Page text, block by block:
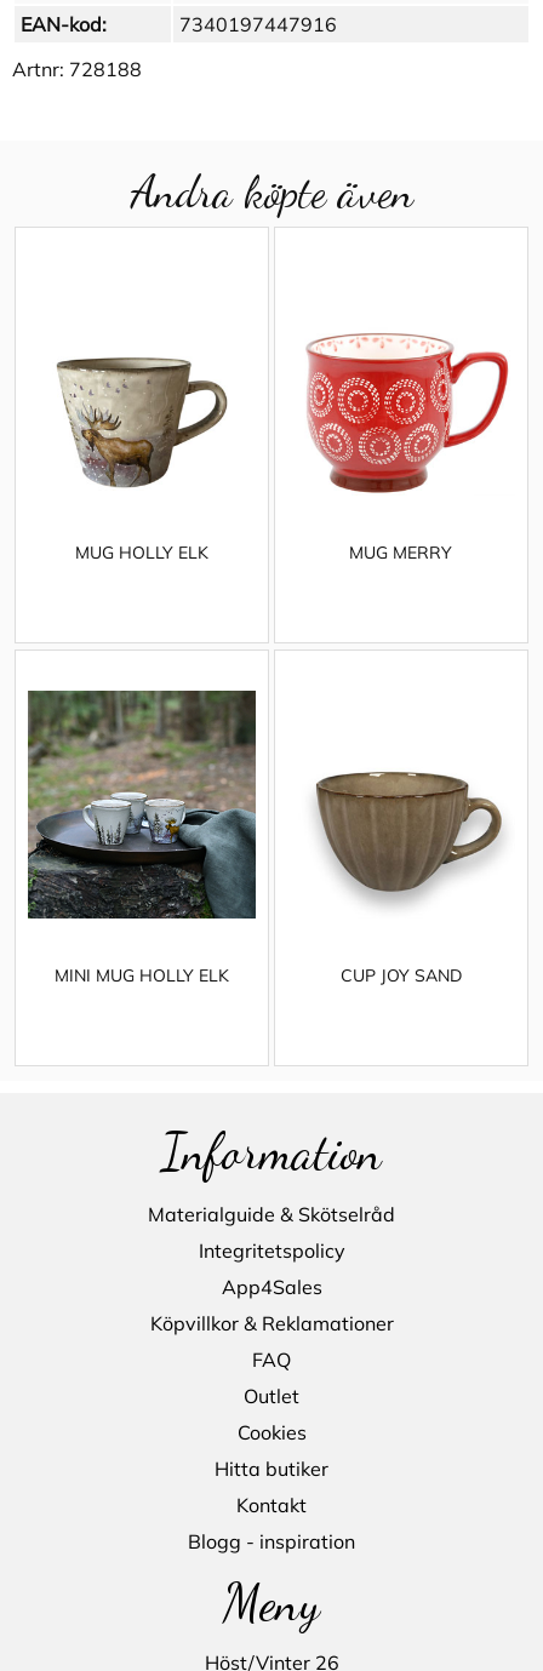
EAN-kod:
7340197447916
Artnr: 728188
Andra köpte även
MUG HOLLY ELK MUG MERRY
MINI MUG HOLLY ELK CUP JOY SAND
Information
Materialguide & Skötselråd
Integritetspolicy
App4Sales
Köpvillkor & Reklamationer
FAQ
Outlet
Cookies
Hitta butiker
Kontakt
Blogg - inspiration
Meny
Höst/Vinter 26